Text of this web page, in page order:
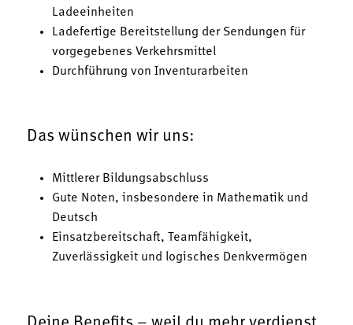
Ladeeinheiten
Ladefertige Bereitstellung der Sendungen für
vorgegebenes Verkehrsmittel
Durchführung von Inventurarbeiten
Das wünschen wir uns:
Mittlerer Bildungsabschluss
Gute Noten, insbesondere in Mathematik und
Deutsch
Einsatzbereitschaft, Teamfähigkeit,
Zuverlässigkeit und logisches Denkvermögen